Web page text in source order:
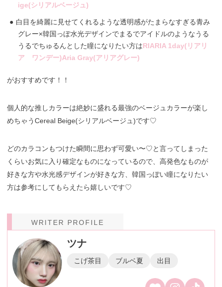
ige(シリアルベージュ)
白目を綺麗に見せてくれるような透明感がたまらなすぎる青み
グレー×韓国っぽ水光デザインでまるでアイドルのようなうる
うるでちゅるんとした瞳になりたい方はRIARIA 1day(リアリ
ア ワンデー)Aria Gray(アリアグレー)
がおすすめです！！
個人的な推しカラーは絶妙に盛れる最強のベージュカラーが楽し
めちゃうCereal Beige(シリアルベージュ)です♡
どのカラコンもつけた瞬間に思わず可愛い〜♡と言ってしまった
くらいお気に入り確定なものになっているので、高発色なものが
好きな方や水光感デザインが好きな方、韓国っぽい瞳になりたい
方は参考にしてもらえたら嬉しいです♡
WRITER PROFILE
ツナ
こげ茶目 ブルベ夏 出目